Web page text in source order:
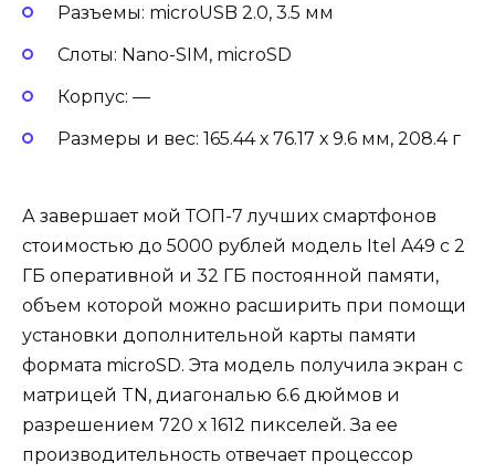
Разъемы: microUSB 2.0, 3.5 мм
Слоты: Nano-SIM, microSD
Корпус: —
Размеры и вес: 165.44 х 76.17 х 9.6 мм, 208.4 г
А завершает мой ТОП-7 лучших смартфонов
стоимостью до 5000 рублей модель Itel A49 с 2
ГБ оперативной и 32 ГБ постоянной памяти,
объем которой можно расширить при помощи
установки дополнительной карты памяти
формата microSD. Эта модель получила экран с
матрицей TN, диагональю 6.6 дюймов и
разрешением 720 х 1612 пикселей. За ее
производительность отвечает процессор